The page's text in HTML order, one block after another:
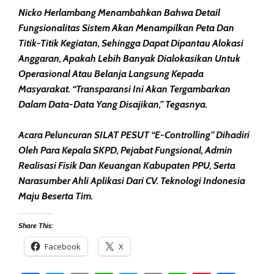
Nicko Herlambang Menambahkan Bahwa Detail
Fungsionalitas Sistem Akan Menampilkan Peta Dan
Titik-Titik Kegiatan, Sehingga Dapat Dipantau Alokasi
Anggaran, Apakah Lebih Banyak Dialokasikan Untuk
Operasional Atau Belanja Langsung Kepada
Masyarakat. “Transparansi Ini Akan Tergambarkan
Dalam Data-Data Yang Disajikan,” Tegasnya.
Acara Peluncuran SILAT PESUT “E-Controlling” Dihadiri
Oleh Para Kepala SKPD, Pejabat Fungsional, Admin
Realisasi Fisik Dan Keuangan Kabupaten PPU, Serta
Narasumber Ahli Aplikasi Dari CV. Teknologi Indonesia
Maju Beserta Tim.
Share This:
Facebook X